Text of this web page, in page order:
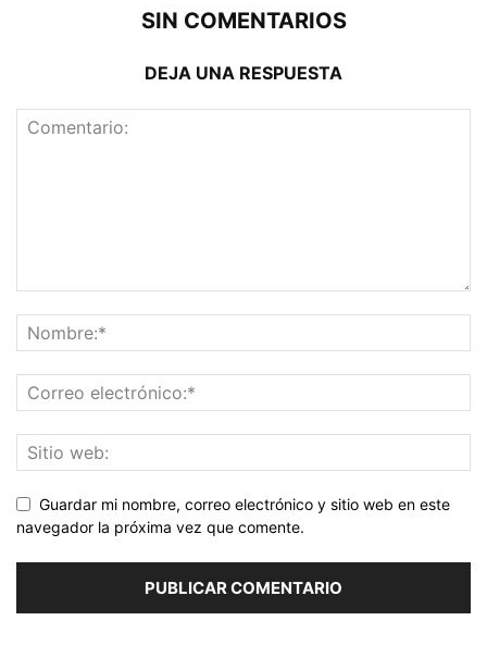
SIN COMENTARIOS
DEJA UNA RESPUESTA
Guardar mi nombre, correo electrónico y sitio web en este
navegador la próxima vez que comente.